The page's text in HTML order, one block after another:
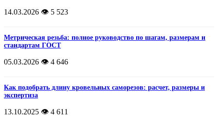
14.03.2026 👁️ 5 523
Метрическая резьба: полное руководство по шагам, размерам и
стандартам ГОСТ
05.03.2026 👁️ 4 646
Как подобрать длину кровельных саморезов: расчет, размеры и
экспертиза
13.10.2025 👁️ 4 611